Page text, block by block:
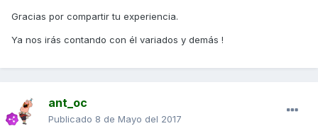
Gracias por compartir tu experiencia.
Ya nos irás contando con él variados y demás !
ant_oc
Publicado 8 de Mayo del 2017